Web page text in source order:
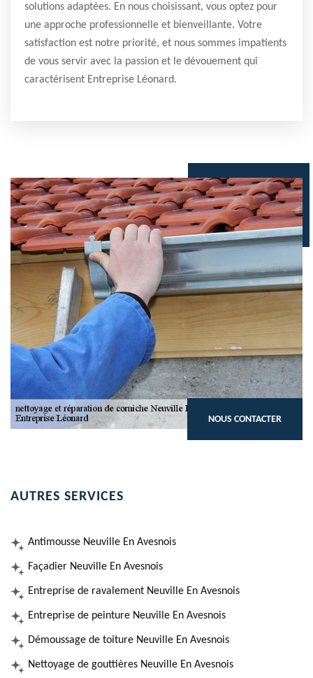
solutions adaptées. En nous choisissant, vous optez pour
une approche professionnelle et bienveillante. Votre
satisfaction est notre priorité, et nous sommes impatients
de vous servir avec la passion et le dévouement qui
caractérisent Entreprise Léonard.
NOUS CONTACTER
AUTRES SERVICES
Antimousse Neuville En Avesnois
Façadier Neuville En Avesnois
Entreprise de ravalement Neuville En Avesnois
Entreprise de peinture Neuville En Avesnois
Démoussage de toiture Neuville En Avesnois
Nettoyage de gouttières Neuville En Avesnois